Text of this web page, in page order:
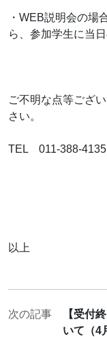
・WEB説明会の場
ら、参加学生に当
ご不明な点等ござ
さい。
TEL 011-388-
以上
次の記事
【受付
いて（4